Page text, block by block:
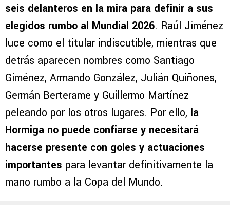
seis delanteros en la mira para definir a sus
elegidos rumbo al Mundial 2026. Raúl Jiménez
luce como el titular indiscutible, mientras que
detrás aparecen nombres como Santiago
Giménez, Armando González, Julián Quiñones,
Germán Berterame y Guillermo Martínez
peleando por los otros lugares. Por ello, la
Hormiga no puede confiarse y necesitará
hacerse presente con goles y actuaciones
importantes para levantar definitivamente la
mano rumbo a la Copa del Mundo.